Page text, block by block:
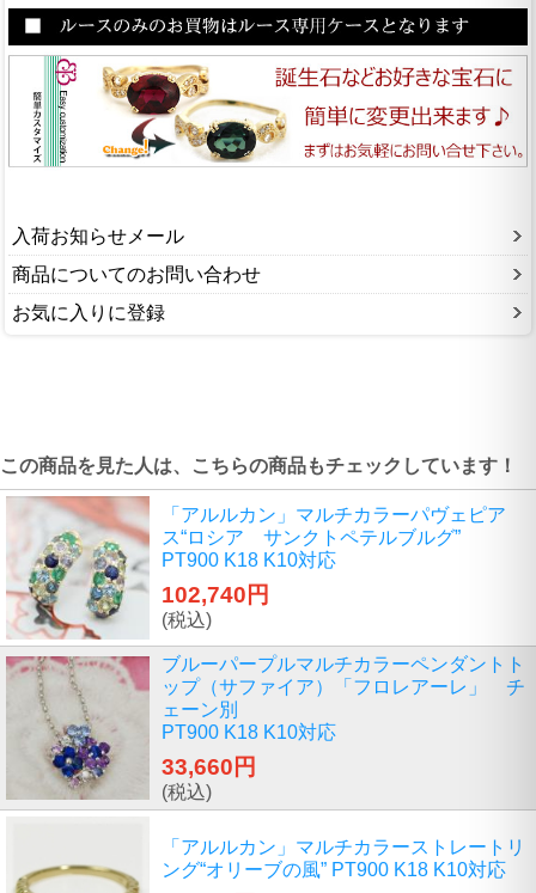
入荷お知らせメール
商品についてのお問い合わせ
お気に入りに登録
この商品を見た人は、こちらの商品もチェックしています！
「アルルカン」マルチカラーパヴェピア
ス“ロシア サンクトペテルブルグ”
PT900 K18 K10対応
102,740円
(税込)
ブルーパープルマルチカラーペンダントト
ップ（サファイア）「フロレアーレ」 チ
ェーン別
PT900 K18 K10対応
33,660円
(税込)
「アルルカン」マルチカラーストレートリ
ング“オリーブの風” PT900 K18 K10対応